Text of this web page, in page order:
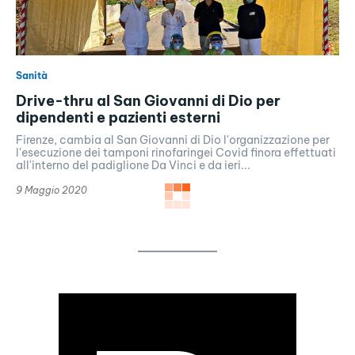
Sanità
Drive-thru al San Giovanni di Dio per
dipendenti e pazienti esterni
Firenze, cambia al San Giovanni di Dio l'organizzazione per
l'esecuzione dei tamponi rinofaringei Covid finora effettuati
all'interno del padiglione Da Vinci e da ieri...
9 Maggio 2020